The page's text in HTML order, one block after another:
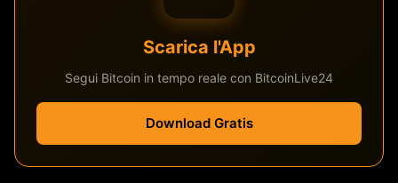
Scarica l'App
Segui Bitcoin in tempo reale con BitcoinLive24
Download Gratis